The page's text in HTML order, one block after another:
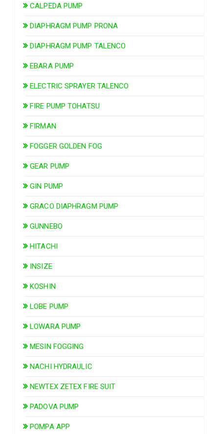
CALPEDA PUMP
DIAPHRAGM PUMP PRONA
DIAPHRAGM PUMP TALENCO
EBARA PUMP
ELECTRIC SPRAYER TALENCO
FIRE PUMP TOHATSU
FIRMAN
FOGGER GOLDEN FOG
GEAR PUMP
GIN PUMP
GRACO DIAPHRAGM PUMP
GUNNEBO
HITACHI
INSIZE
KOSHIN
LOBE PUMP
LOWARA PUMP
MESIN FOGGING
NACHI HYDRAULIC
NEWTEX ZETEX FIRE SUIT
PADOVA PUMP
POMPA APP